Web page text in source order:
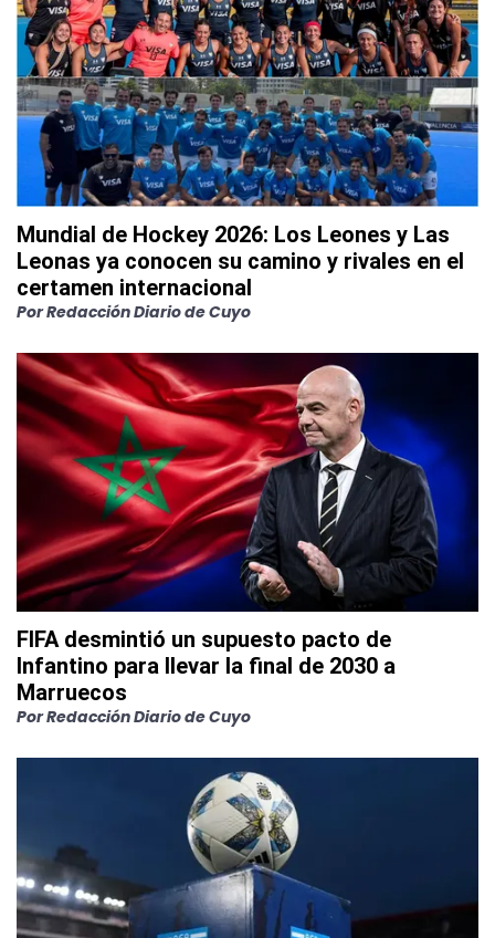
Mundial de Hockey 2026: Los Leones y Las
Leonas ya conocen su camino y rivales en el
certamen internacional
PorRedacción Diario de Cuyo
FIFA desmintió un supuesto pacto de
Infantino para llevar la final de 2030 a
Marruecos
PorRedacción Diario de Cuyo